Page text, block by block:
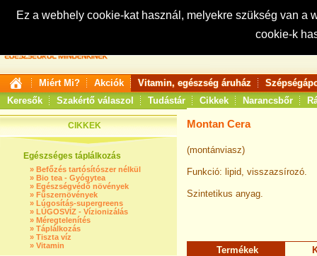
Ez a webhely cookie-kat használ, melyekre szükség van
cookie-k
Keresés:
Miért Mi? Akciók Vitamin, egészség áruház
Keresők
Szakértő válaszol Tudástár Cikkek Narancsbőr
CIKKEK
Egészséges táplálkozás
» Befőzés tartósítószer nélkül
» Bio tea - Gyógytea
» Egészségvédő növények
» Fűszernövények
» Lúgosítás-supergreens
» LÚGOSVÍZ - Vízionizálás
» Méregtelenítés
» Táplálkozás
» Tiszta víz
» Vitamin
Montan Cera
(montánviasz)
Funkció: lipid, visszazsírozó.
Szintetikus anyag.
Termékek